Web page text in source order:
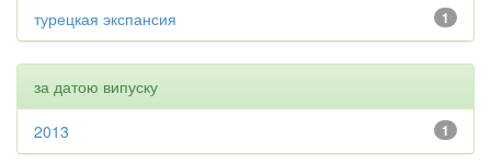
1
турецкая экспансия
за датою випуску
1
2013